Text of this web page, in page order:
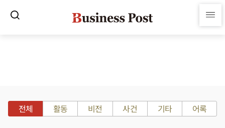
전체 활동 비전 사건 기타 어록